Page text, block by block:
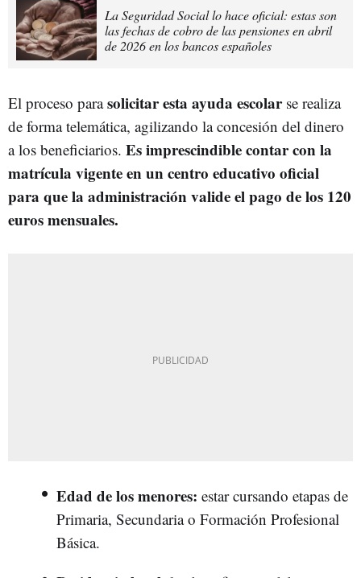
La Seguridad Social lo hace oficial: estas son
las fechas de cobro de las pensiones en abril
de 2026 en los bancos españoles
El proceso parasolicitar esta ayuda escolar se realiza
de forma telemática, agilizando la concesión del dinero
a los beneficiarios. Es imprescindible contar con la
matrícula vigente en un centro educativo oficial
para que la administración valide el pago de los 120
euros mensuales.
Edad de los menores: estar cursando etapas de
Primaria, Secundaria o Formación Profesional
Básica.